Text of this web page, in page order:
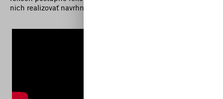
nich realizovať navrhnutý dizajn.